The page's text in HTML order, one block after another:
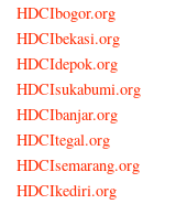
HDCIbogor.org
HDCIbekasi.org
HDCIdepok.org
HDCIsukabumi.org
HDCIbanjar.org
HDCItegal.org
HDCIsemarang.org
HDCIkediri.org